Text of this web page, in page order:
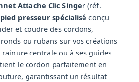
Attache Clic Singer (réf.
pied presseur spécialisé conçu
et coudre des cordons,
ou rubans sur vos créations
rainure centrale ou à ses guides
le cordon parfaitement en
garantissant un résultat